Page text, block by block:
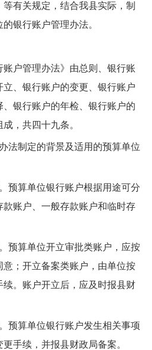
等有关规定，结合我县实际，制
银行账户管理办法。
账户管理办法》由总则、银行账
立、银行账户的变更、银行账户
银行账户的年检、银行账户的
，共四十九条。
法制定的背景及适用的预算单位
预算单位银行账户根据用途可分
账户、一般存款账户和临时存
预算单位开立审批类账户，应按
；开立备案类账户，由单位按
。账户开立后，应及时报县财
预算单位银行账户发生相关事项
手续，并报县财政局备案。